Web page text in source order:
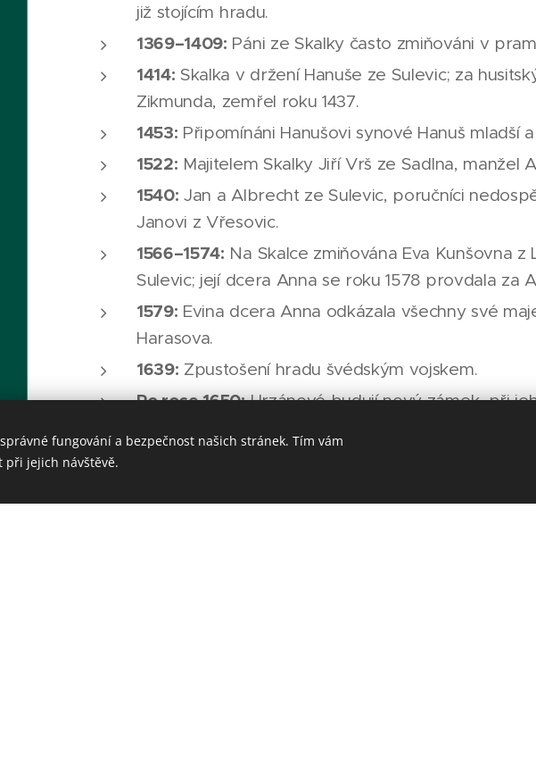
již stojícím hradu.
1369–1409: Páni ze Skalky často zmiňováni v
1414: Skalka v držení Hanuše ze Sulevic; za
Zikmunda, zemřel roku 1437.
1453: Připomínáni Hanušovi synové Hanuš mladší
1522: Majitelem Skalky Jiří Vrš ze Sadlna, manžel
1540: Jan a Albrecht ze Sulevic, poručníci
Janovi z Vřesovic.
1566–1574: Na Skalce zmiňována Eva Kunšovna
Sulevic; její dcera Anna se roku 1578 provdala za
1579: Evina dcera Anna odkázala všechny své
Harasova.
1639: Zpustošení hradu švédským vojskem.
Po roce 1650:Hrzánové budují nový zámek, při
Podoba hradu a zámku Skalka
fungování a bezpečnost našich stránek. Tím vám
při jejich návštěvě.